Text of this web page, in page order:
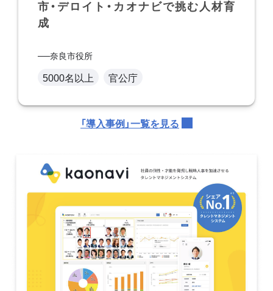
市・デロイト・カオナビで挑む人材育
成
奈良市役所
5000名以上 官公庁
「導入事例」一覧を見る